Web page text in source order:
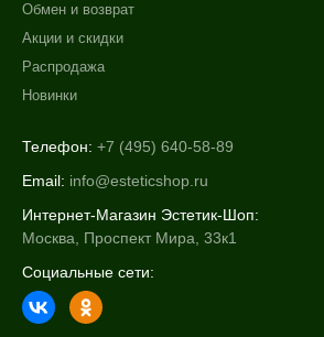
Обмен и возврат
Акции и скидки
Распродажа
Новинки
Телефон: +7 (495) 640-58-89
Email: info@esteticshop.ru
Интернет-Магазин Эстетик-Шоп:
Москва, Проспект Мира, 33к1
Социальные сети: